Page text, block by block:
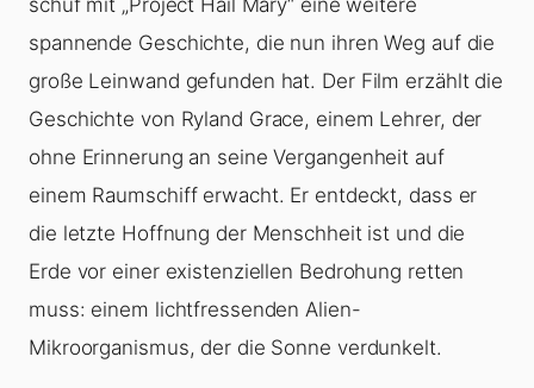
schuf mit „Project Hail Mary“ eine weitere
spannende Geschichte, die nun ihren Weg auf die
große Leinwand gefunden hat. Der Film erzählt die
Geschichte von Ryland Grace, einem Lehrer, der
ohne Erinnerung an seine Vergangenheit auf
einem Raumschiff erwacht. Er entdeckt, dass er
die letzte Hoffnung der Menschheit ist und die
Erde vor einer existenziellen Bedrohung retten
muss: einem lichtfressenden Alien-
Mikroorganismus, der die Sonne verdunkelt.